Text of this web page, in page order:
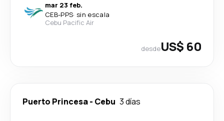
mar 23 feb.
CEB-PPS· sin escala
Cebu Pacific Air
desdeUS$ 60
Puerto Princesa- Cebu 3 días